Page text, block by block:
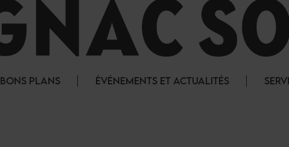
BONS PLANS ÉVÉNEMENTS ET ACTUALITÉS